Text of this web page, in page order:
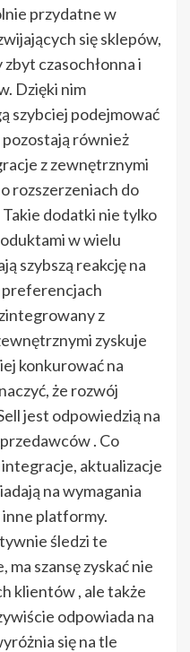
przydatne w
się sklepów,
zbyt czasochłonna i
Dzięki nim
szybciej podejmować
pozostają również
z zewnętrznymi
rozszerzeniach do
dodatki nie tylko
w wielu
szybszą reakcję na
z
zyskuje
konkurować na
że rozwój
jest odpowiedzią na
. Co
aktualizacje
na wymagania
platformy.
śledzi te
ma szansę zyskać nie
klientów , ale także
odpowiada na
się na tle